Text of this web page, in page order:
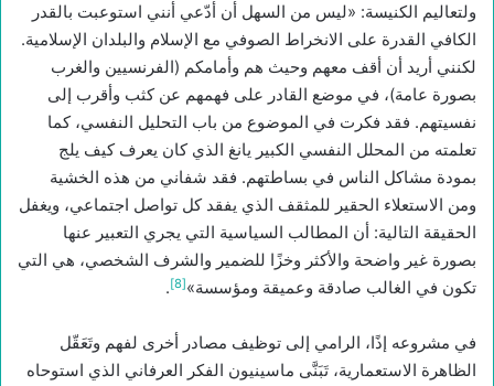
ولتعاليم الكنيسة: «ليس من السهل أن أدّعي أنني استوعبت بالقدر
الكافي القدرة على الانخراط الصوفي مع الإسلام والبلدان الإسلامية.
لكنني أريد أن أقف معهم وحيث هم وأمامكم (الفرنسيين والغرب
بصورة عامة)، في موضع القادر على فهمهم عن كثب وأقرب إلى
نفسيتهم. فقد فكرت في الموضوع من باب التحليل النفسي، كما
تعلمته من المحلل النفسي الكبير يانغ الذي كان يعرف كيف يلج
بمودة مشاكل الناس في بساطتهم. فقد شفاني من هذه الخشية
ومن الاستعلاء الحقير للمثقف الذي يفقد كل تواصل اجتماعي، ويغفل
الحقيقة التالية: أن المطالب السياسية التي يجري التعبير عنها
بصورة غير واضحة والأكثر وخزًا للضمير والشرف الشخصي، هي التي
تكون في الغالب صادقة وعميقة ومؤسسة»[8]
.
في مشروعه إذًا، الرامي إلى توظيف مصادر أخرى لفهم وتَعَقّل
الظاهرة الاستعمارية، تَبَنَّى ماسينيون الفكر العرفاني الذي استوحاه